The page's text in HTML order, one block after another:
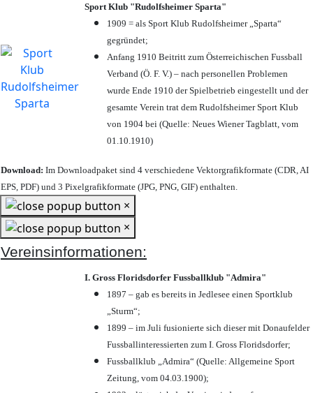
Sport Klub "Rudolfsheimer Sparta"
1909 = als Sport Klub Rudolfsheimer „Sparta“
gegründet;
Anfang 1910 Beitritt zum Österreichischen Fussball
Verband (Ö. F. V.) – nach personellen Problemen
wurde Ende 1910 der Spielbetrieb eingestellt und der
gesamte Verein trat dem Rudolfsheimer Sport Klub
von 1904 bei (Quelle: Neues Wiener Tagblatt, vom
01.10.1910)
Download: Im Downloadpaket sind 4 verschiedene Vektorgrafikformate (CDR, AI
EPS, PDF) und 3 Pixelgrafikformate (JPG, PNG, GIF) enthalten.
×
×
Vereinsinformationen:
I. Gross Floridsdorfer Fussballklub "Admira"
1897 – gab es bereits in Jedlesee einen Sportklub
„Sturm“;
1899 – im Juli fusionierte sich dieser mit Donaufelder
Fussballinteressierten zum I. Gross Floridsdorfer;
Fussballklub „Admira“ (Quelle: Allgemeine Sport
Zeitung, vom 04.03.1900);